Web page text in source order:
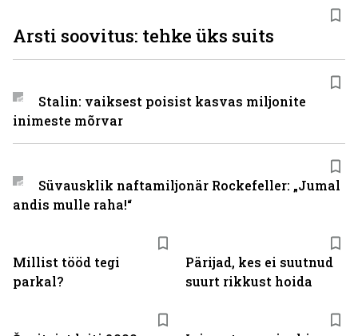
Millist tööd tegi
parkal?
Pärijad, kes ei suutnud
suurt rikkust hoida
Arsti soovitus: tehke üks suits
Stalin: vaiksest poisist kasvas miljonite
inimeste mõrvar
Süvausklik naftamiljonär Rockefeller: „Jumal
andis mulle raha!“